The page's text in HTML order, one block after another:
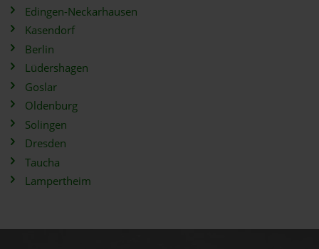
Edingen-Neckarhausen
Kasendorf
Berlin
Lüdershagen
Goslar
Oldenburg
Solingen
Dresden
Taucha
Lampertheim